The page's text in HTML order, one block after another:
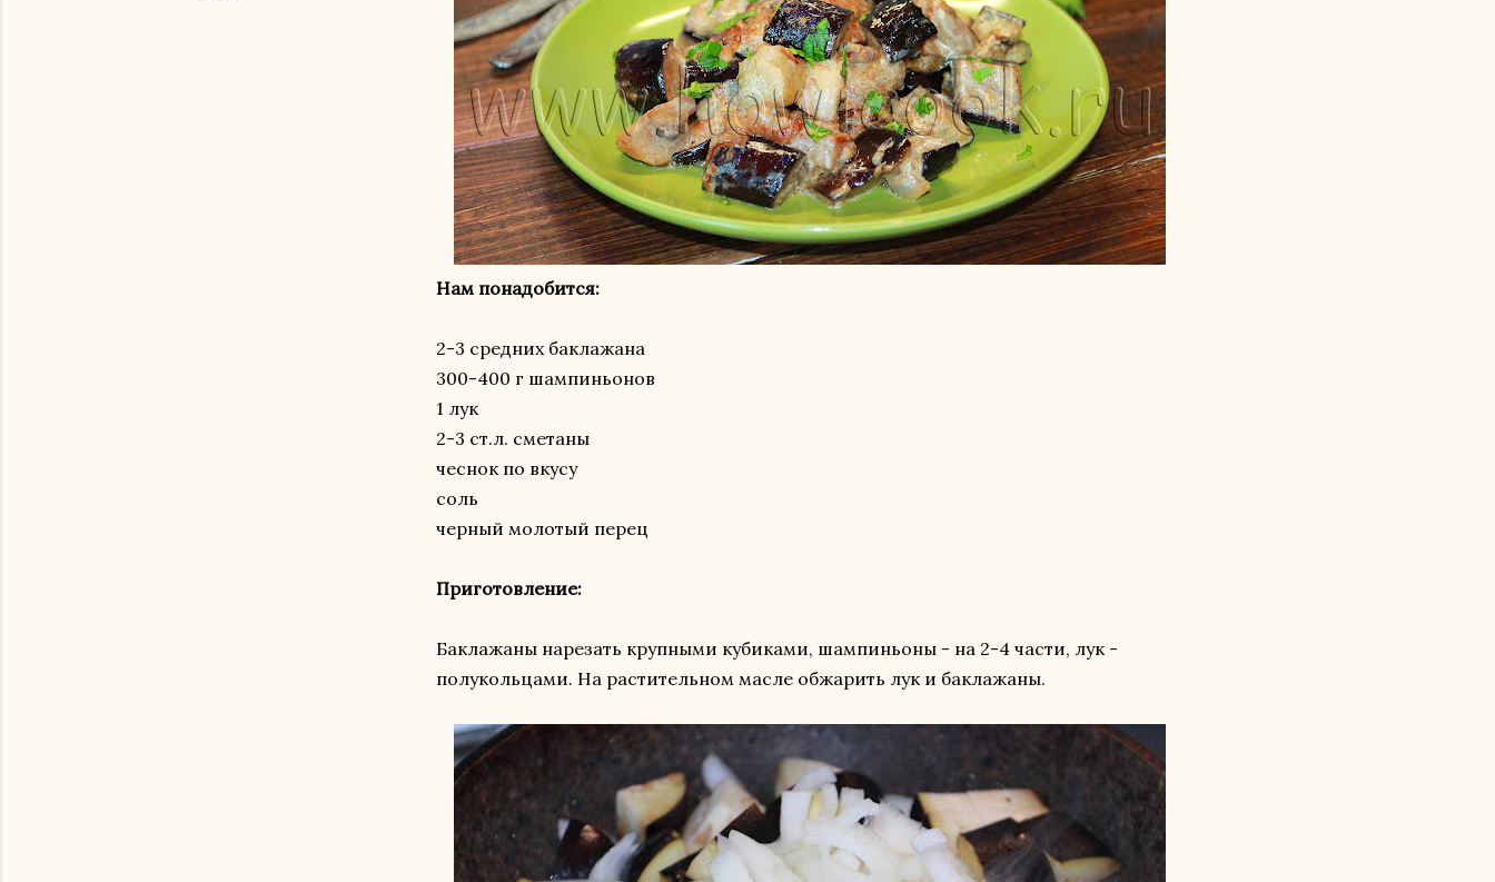
Нам понадобится:
2-3 средних баклажана
300-400 г шампиньонов
1 лук
2-3 ст.л. сметаны
чеснок по вкусу
соль
черный молотый перец
Приготовление:
Баклажаны нарезать крупными кубиками, шампиньоны - на 2-4 части, лук -
полукольцами. На растительном масле обжарить лук и баклажаны.